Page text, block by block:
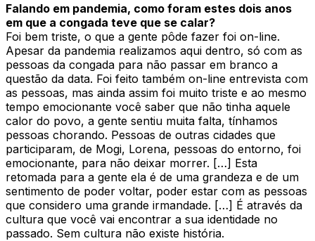
Falando em pandemia, como foram estes dois anos
em que a congada teve que se calar?
Foi bem triste, o que a gente pôde fazer foi on-line.
Apesar da pandemia realizamos aqui dentro, só com as
pessoas da congada para não passar em branco a
questão da data. Foi feito também on-line entrevista com
as pessoas, mas ainda assim foi muito triste e ao mesmo
tempo emocionante você saber que não tinha aquele
calor do povo, a gente sentiu muita falta, tínhamos
pessoas chorando. Pessoas de outras cidades que
participaram, de Mogi, Lorena, pessoas do entorno, foi
emocionante, para não deixar morrer. […] Esta
retomada para a gente ela é de uma grandeza e de um
sentimento de poder voltar, poder estar com as pessoas
que considero uma grande irmandade. […] É através da
cultura que você vai encontrar a sua identidade no
passado. Sem cultura não existe história.